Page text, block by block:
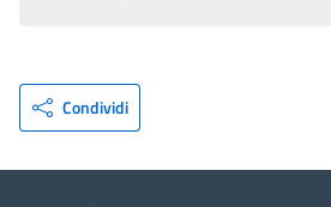
Condividi